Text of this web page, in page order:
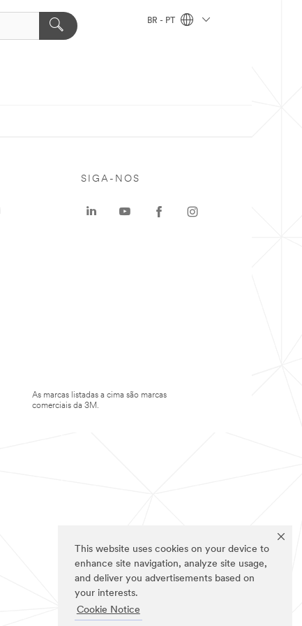
This website uses cookies on your device to
enhance site navigation, analyze site usage,
and deliver you advertisements based on
your interests.
Cookie Notice
BR - PT
SIGA-NOS
As marcas listadas a cima são marcas
comerciais da 3M.